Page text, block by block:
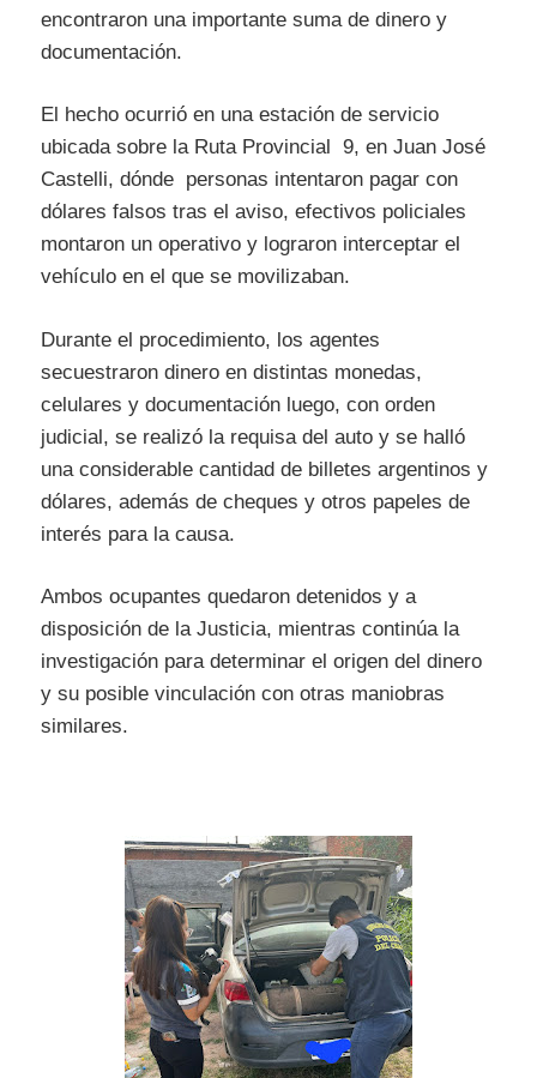
encontraron una importante suma de dinero y
documentación.
El hecho ocurrió en una estación de servicio
ubicada sobre la Ruta Provincial 9, en Juan José
Castelli, dónde personas intentaron pagar con
dólares falsos tras el aviso, efectivos policiales
montaron un operativo y lograron interceptar el
vehículo en el que se movilizaban.
Durante el procedimiento, los agentes
secuestraron dinero en distintas monedas,
celulares y documentación luego, con orden
judicial, se realizó la requisa del auto y se halló
una considerable cantidad de billetes argentinos y
dólares, además de cheques y otros papeles de
interés para la causa.
Ambos ocupantes quedaron detenidos y a
disposición de la Justicia, mientras continúa la
investigación para determinar el origen del dinero
y su posible vinculación con otras maniobras
similares.